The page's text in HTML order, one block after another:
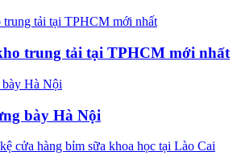
trung tải tại TPHCM mới nhất
bày Hà Nội